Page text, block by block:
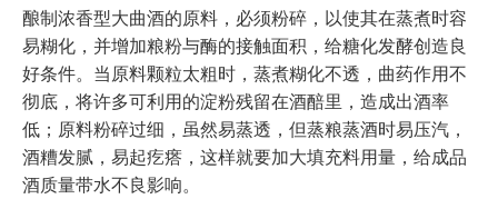
酿制浓香型大曲酒的原料，必须粉碎，以使其在蒸煮时容
易糊化，并增加粮粉与酶的接触面积，给糖化发酵创造良
好条件。当原料颗粒太粗时，蒸煮糊化不透，曲药作用不
彻底，将许多可利用的淀粉残留在酒醅里，造成出酒率
低；原料粉碎过细，虽然易蒸透，但蒸粮蒸酒时易压汽，
酒糟发腻，易起疙瘩，这样就要加大填充料用量，给成品
酒质量带水不良影响。